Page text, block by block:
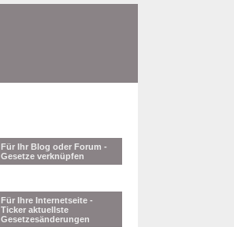
Für Ihr Blog oder Forum -
Gesetze verknüpfen
Für Ihre Internetseite -
Ticker aktuellste
Gesetzesänderungen